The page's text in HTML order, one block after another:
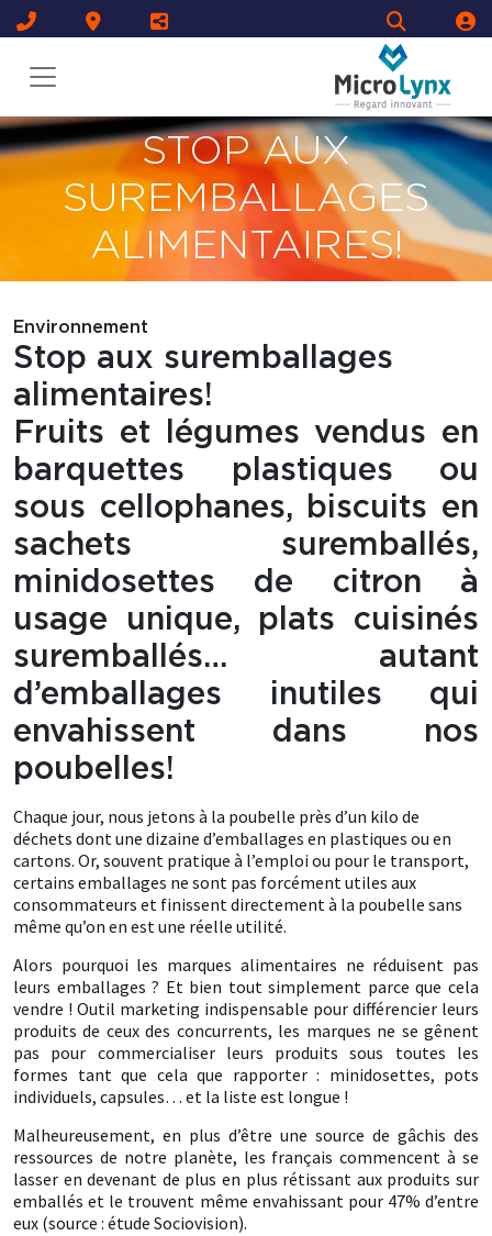
STOP AUX
SUREMBALLAGES
ALIMENTAIRES!
Environnement
Stop aux suremballages
alimentaires!
Fruits et légumes vendus en
barquettes plastiques ou
sous cellophanes, biscuits en
sachets suremballés,
minidosettes de citron à
usage unique, plats cuisinés
suremballés… autant
d’emballages inutiles qui
envahissent dans nos
poubelles!
Chaque jour, nous jetons à la poubelle près d’un kilo de
déchets dont une dizaine d’emballages en plastiques ou en
cartons. Or, souvent pratique à l’emploi ou pour le transport,
certains emballages ne sont pas forcément utiles aux
consommateurs et finissent directement à la poubelle sans
même qu’on en est une réelle utilité.
Alors pourquoi les marques alimentaires ne réduisent pas
leurs emballages ? Et bien tout simplement parce que cela
vendre ! Outil marketing indispensable pour différencier leurs
produits de ceux des concurrents, les marques ne se gênent
pas pour commercialiser leurs produits sous toutes les
formes tant que cela que rapporter : minidosettes, pots
individuels, capsules… et la liste est longue !
Malheureusement, en plus d’être une source de gâchis des
ressources de notre planète, les français commencent à se
lasser en devenant de plus en plus rétissant aux produits sur
emballés et le trouvent même envahissant pour 47% d’entre
eux (source : étude Sociovision).